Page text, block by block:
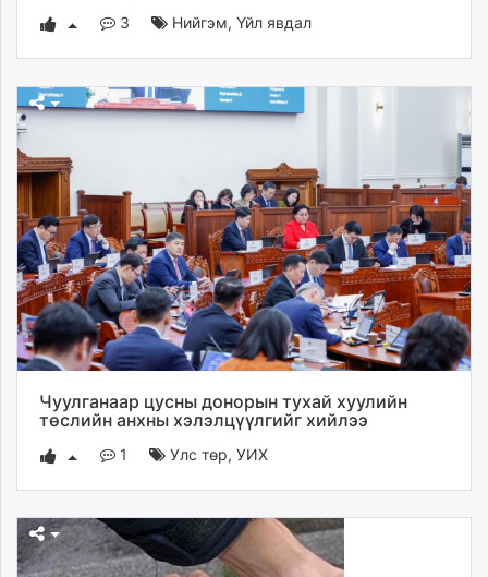
3 Нийгэм,Үйл явдал
Чуулганаар цусны донорын тухай хуулийн
төслийн анхны хэлэлцүүлгийг хийлээ
1 Улс төр,УИХ